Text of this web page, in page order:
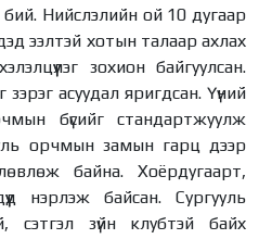
бий. Нийслэлийн ой 10 дугаар
ээлтэй хотын талаар ахлах
зохион байгуулсан.
зэрэг асуудал яригдсан. Үүний
бүсийг стандартжуулж
орчмын замын гарц дээр
байна. Хоёрдугаарт,
нэрлэж байсан. Сургууль
сэтгэл зүйн клубтэй байх